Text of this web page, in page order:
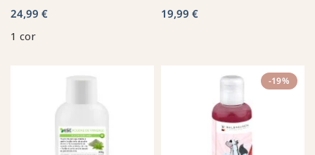
24,99 €
1 cor
19,99 €
-19%